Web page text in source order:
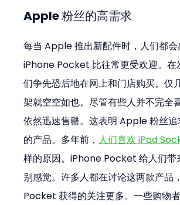
Apple 粉丝的高需求
每当 Apple 推出新配件时，人们都会
iPhone Pocket 比往常更受欢迎。在
们争先恐后地在网上和门店购买。仅
架就空空如也。尽管有些人并不完全
依然迅速售罄。这表明 Apple 粉丝
的产品。多年前， 人们喜欢 iPod
样的原因。iPhone Pocket 给人们带
别感觉。许多人都在讨论这两款产品
Pocket 获得的关注更多。一些购物